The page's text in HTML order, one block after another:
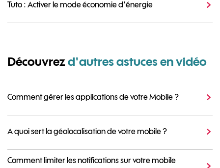
Tuto : Activer le mode économie d'énergie
Découvrezd'autres astuces en vidéo
Comment gérer les applications de votre Mobile ?
A quoi sert la géolocalisation de votre mobile ?
Comment limiter les notifications sur votre mobile